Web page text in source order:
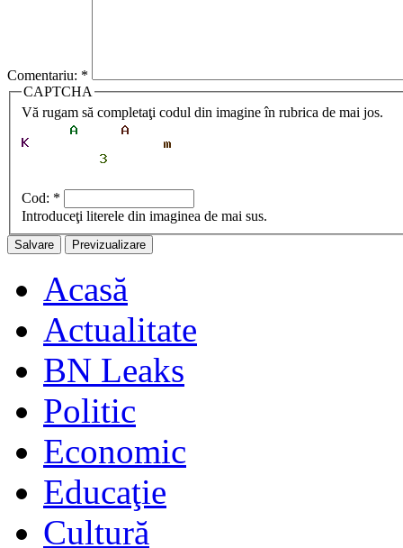
Comentariu: *
CAPTCHA
Vă rugam să completaţi codul din imagine în rubrica de mai jos.
Cod: *
Introduceţi literele din imaginea de mai sus.
Acasă
Actualitate
BN Leaks
Politic
Economic
Educaţie
Cultură